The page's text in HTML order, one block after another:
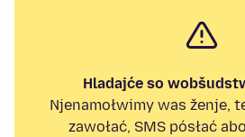
Hladajće so
Njenamołwimy was ženje,
zawołać, SMS pósłać